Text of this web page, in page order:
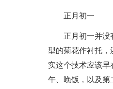
正月初一
正月初一并没
型的菊花作衬托，
实这个技术应该早
午、晚饭，以及第